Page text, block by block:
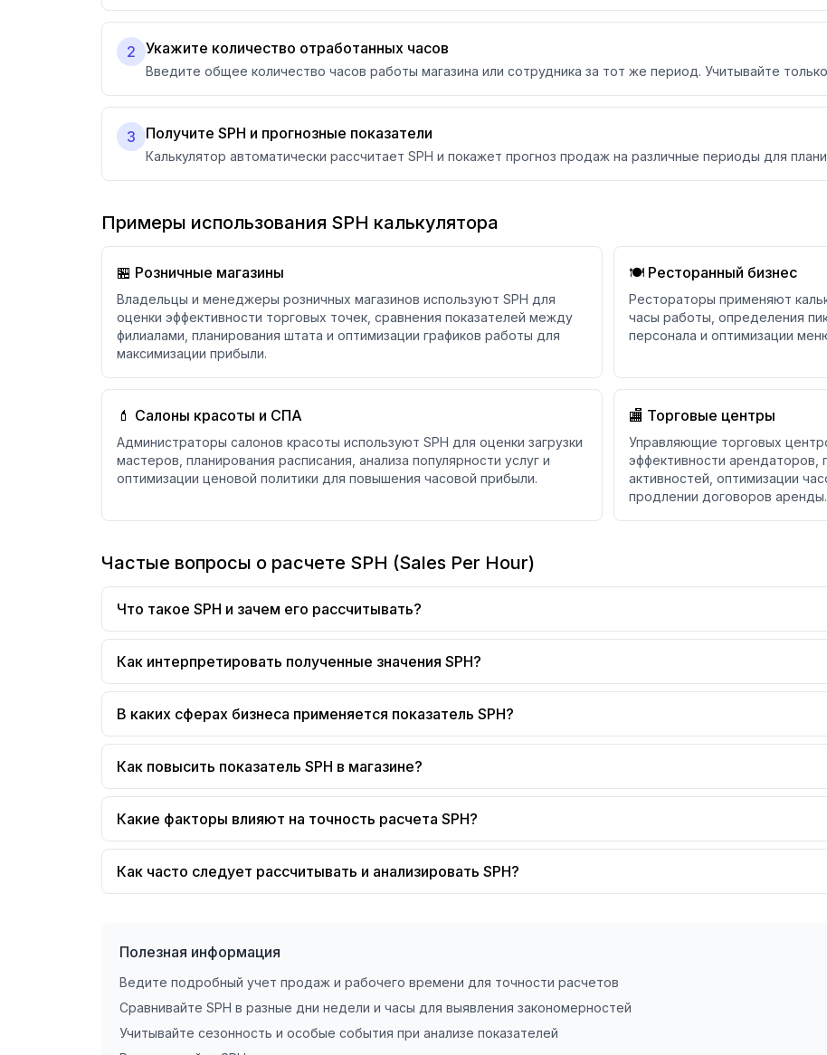
2 Укажите количество отработанных часов
Введите общее количество часов работы магазина или сотрудника за тот же период. Учитывайте
3 Получите SPH и прогнозные показатели
Калькулятор автоматически рассчитает SPH и покажет прогноз продаж на различные периоды для
Примеры использования SPH калькулятора
🏪 Розничные магазины
Владельцы и менеджеры розничных магазинов используют SPH для
оценки эффективности торговых точек, сравнения показателей между
филиалами, планирования штата и оптимизации графиков работы для
максимизации прибыли.
🍽️ Ресторанный бизнес
Рестораторы применяют
часы работы, определения
персонала и оптимизации
💄 Салоны красоты и СПА
Администраторы салонов красоты используют SPH для оценки загрузки
мастеров, планирования расписания, анализа популярности услуг и
оптимизации ценовой политики для повышения часовой прибыли.
🏬 Торговые центры
Управляющие торговых
эффективности арендаторов,
активностей, оптимизации
продлении договоров аренды.
Частые вопросы о расчете SPH (Sales Per Hour)
Что такое SPH и зачем его рассчитывать?
Как интерпретировать полученные значения SPH?
В каких сферах бизнеса применяется показатель SPH?
Как повысить показатель SPH в магазине?
Какие факторы влияют на точность расчета SPH?
Как часто следует рассчитывать и анализировать SPH?
Полезная информация
Ведите подробный учет продаж и рабочего времени для точности расчетов
Сравнивайте SPH в разные дни недели и часы для выявления закономерностей
Учитывайте сезонность и особые события при анализе показателей